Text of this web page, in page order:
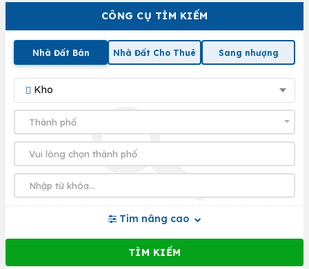
CÔNG CỤ TÌM KIẾM
Nhà Đất Bán Nhà Đất Cho Thuê Sang nhượng
Kho
Tìm nâng cao